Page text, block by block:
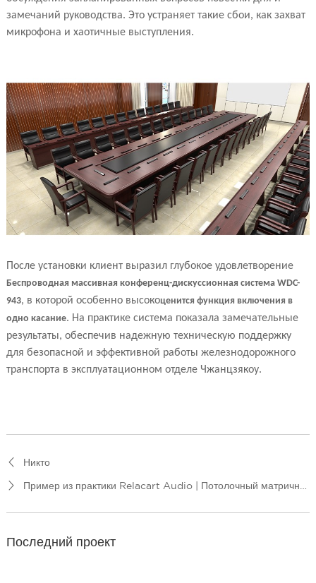
замечаний руководства. Это устраняет такие сбои, как захват
микрофона и хаотичные выступления.
После установки клиент выразил глубокое удовлетворение
Беспроводная массивная конференц-дискуссионная система WDC-
943, в которой особенно высокоценится функция включения в
одно касание. На практике система показала замечательные
результаты, обеспечив надежную техническую поддержку
для безопасной и эффективной работы железнодорожного
транспорта в эксплуатационном отделе Чжанцзякоу.
Никто
Пример из практики Relacart Audio | Потолочный матричный микрофон ACM-600 с искусственным интеллектом, установленный в ведущей группе компаний авиационной промышленности
Последний проект